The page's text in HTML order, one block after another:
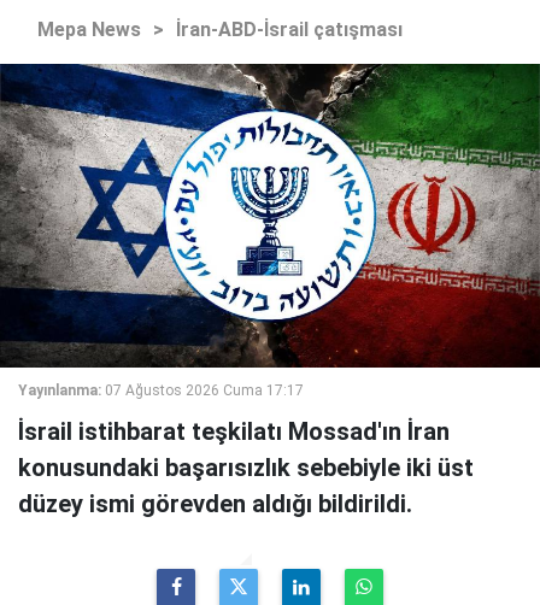
Mepa News > İran-ABD-İsrail çatışması
Yayınlanma: 07 Ağustos 2026 Cuma 17:17
İsrail istihbarat teşkilatı Mossad'ın İran
konusundaki başarısızlık sebebiyle iki üst
düzey ismi görevden aldığı bildirildi.